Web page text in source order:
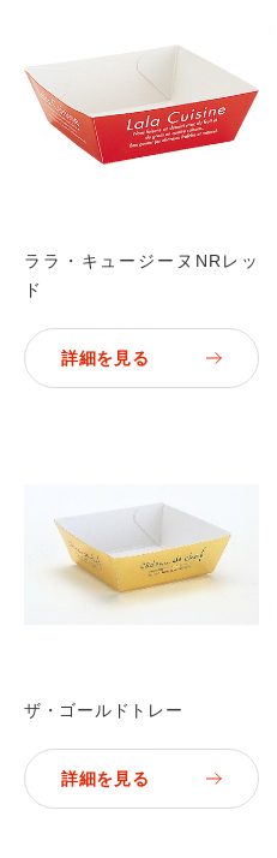
ララ・キュージーヌNRレッ
ド
詳細を見る
ザ・ゴールドトレー
詳細を見る